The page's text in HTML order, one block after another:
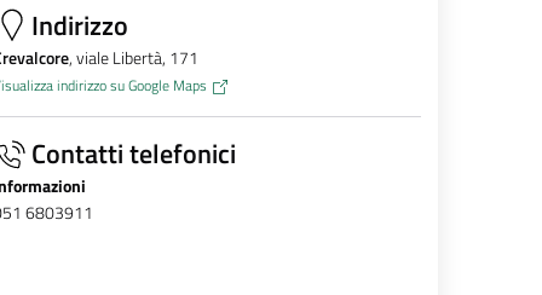
Indirizzo
, viale Libertà, 171
indirizzo su Google Maps
Contatti telefonici
6803911